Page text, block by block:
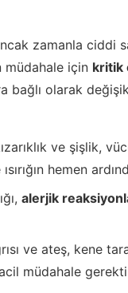
zamanla ciddi
müdahale için kritik
bağlı olarak
ve şişlik,
hemen
alerjik
ve ateş, kene
müdahale